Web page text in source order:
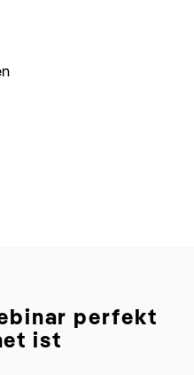
perfekt
ist